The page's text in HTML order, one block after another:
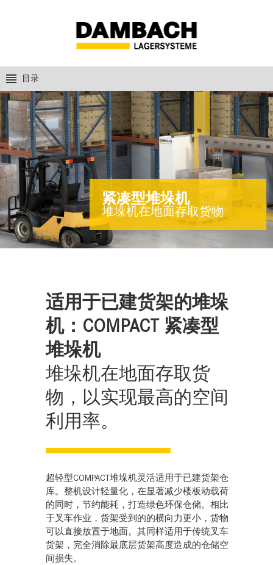
紧凑型堆垛机
堆垛机在地面存取货物
目录
适用于已建货架的堆垛
机：COMPACT 紧凑型
堆垛机
堆垛机在地面存取货
物，以实现最高的空间
利用率。
超轻型COMPACT堆垛机灵活适用于已建货架仓
库。整机设计轻量化，在显著减少楼板动载荷
的同时，节约能耗，打造绿色环保仓储。相比
于叉车作业，货架受到的的横向力更小，货物
可以直接放置于地面。其同样适用于传统叉车
货架，完全消除最底层货架高度造成的仓储空
间损失。